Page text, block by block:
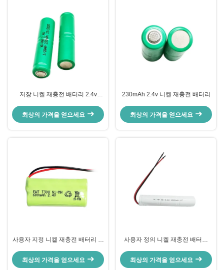
저장 니켈 재충전 배터리 2.4v
리퍼
최상의 가격을 얻으세요
230mAh 2.4v 니켈 재충전 배터리
최상의 가격을 얻으세요
사용자 지정 니켈 재충전 배터리 팩
최상의 가격을 얻으세요
사용자 정의 니켈 재충전 배터리
최상의 가격을 얻으세요